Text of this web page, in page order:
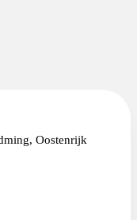
Oostenrijk